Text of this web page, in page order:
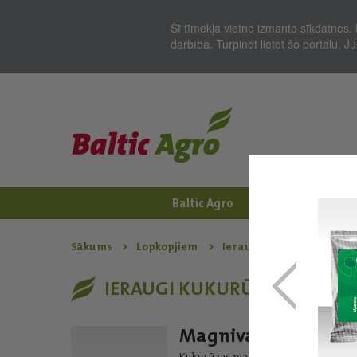
Šī tīmekļa vietne izmanto
darbība. Turpinot lietot šo portālu,
Baltic Agro
Sākums Lopkopjiem Ieraugi un konservanti
IERAUGI KUKURŪZAS
Magniva Platinum 1